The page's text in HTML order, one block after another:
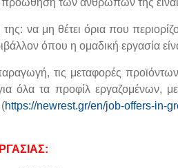
προώθηση των ανθρώπων της είναι
της: να μη θέτει όρια που
όπου η ομαδική εργασία
τις μεταφορές
όλα τα προφίλ εργαζομένων,
https://newrest.gr/en/job-offers-in-